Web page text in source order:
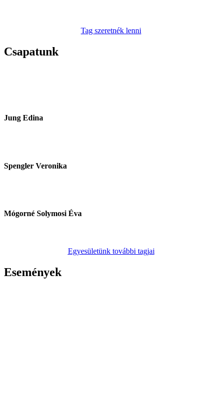
Tag szeretnék lenni
Csapatunk
Jung Edina
Spengler Veronika
Mógorné Solymosi Éva
Egyesületünk további tagjai
Események